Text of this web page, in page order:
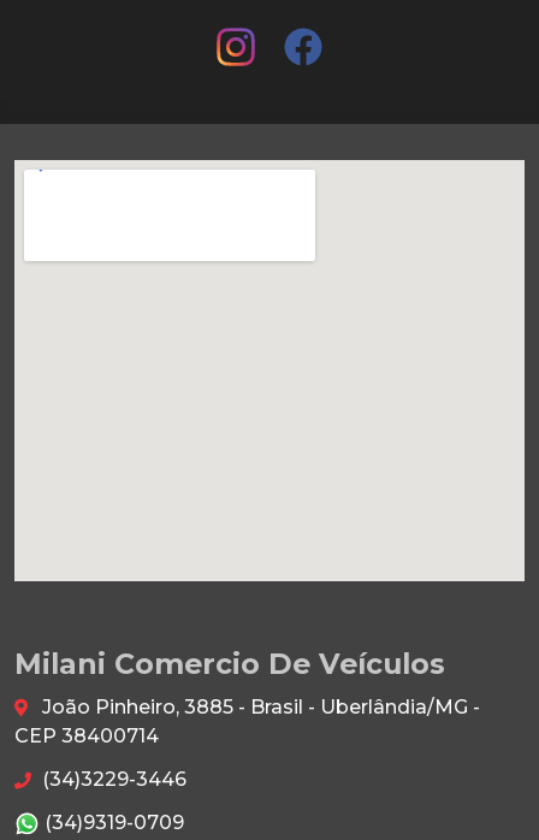
Milani Comercio De Veículos
João Pinheiro, 3885 - Brasil - Uberlândia/MG -
CEP 38400714
(34)3229-3446
(34)9319-0709